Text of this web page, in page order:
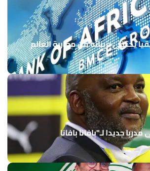
يحتفي بزبنائه من مغاربة العالم
جديدا لـ"بافانا بافانا